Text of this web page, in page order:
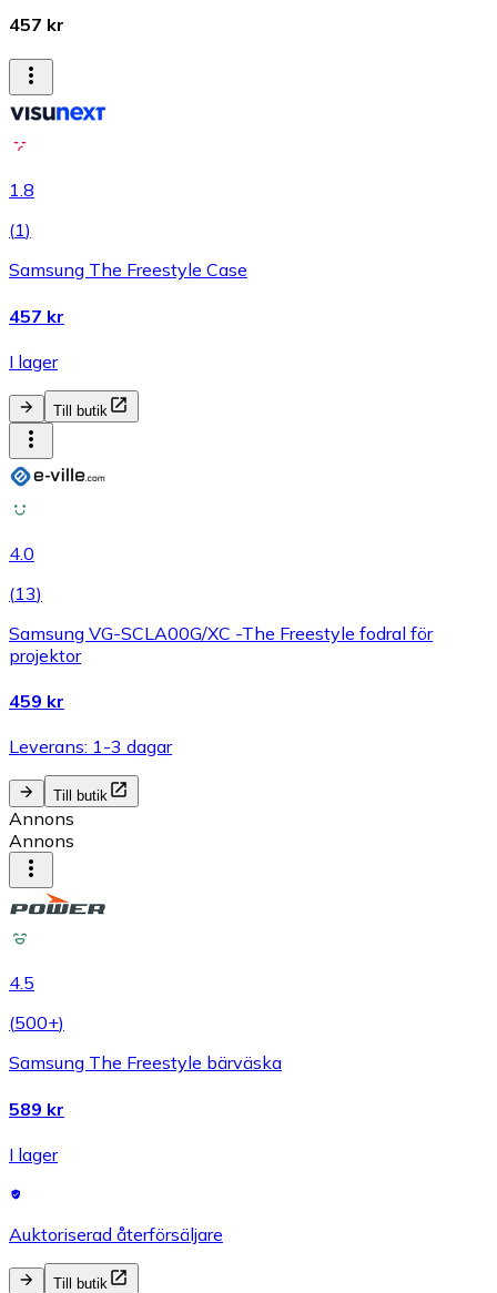
457 kr
1.8
(1)
Samsung The Freestyle Case
457 kr
I lager
Till butik
4.0
(13)
Samsung VG-SCLA00G/XC -The Freestyle fodral för
projektor
459 kr
Leverans: 1-3 dagar
Till butik
Annons
Annons
4.5
(500+)
Samsung The Freestyle bärväska
589 kr
I lager
Auktoriserad återförsäljare
Till butik